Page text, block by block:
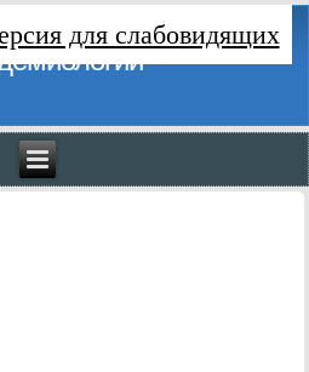
для слабовидящих
центр гигиены